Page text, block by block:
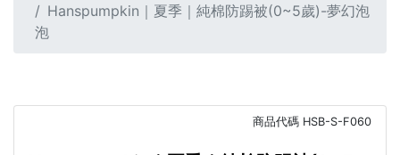
Hanspumpkin｜夏季｜純棉防踢被(0~5歲)-夢幻泡
泡
商品代碼 HSB-S-F060